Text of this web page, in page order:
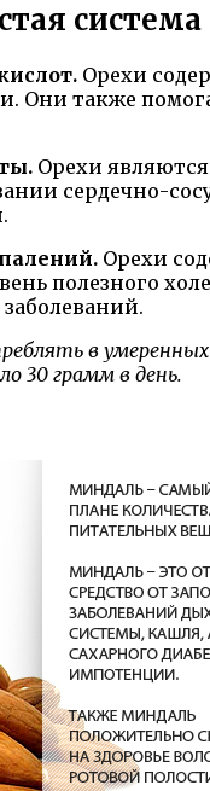
система
Орехи
Они также
Орехи
сердечно-
Орехи
полезного
в
30 грамм в день.